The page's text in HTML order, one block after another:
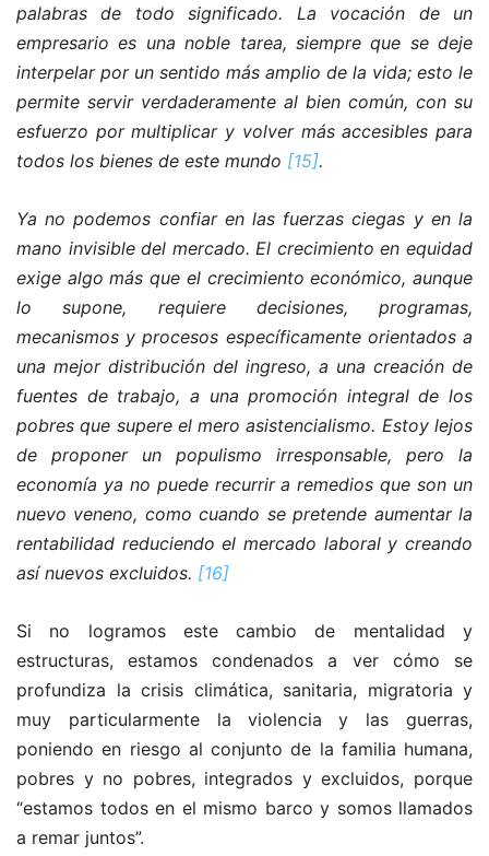
palabras de todo significado. La vocación de un
empresario es una noble tarea, siempre que se deje
interpelar por un sentido más amplio de la vida; esto le
permite servir verdaderamente al bien común, con su
esfuerzo por multiplicar y volver más accesibles para
todos los bienes de este mundo [15].
Ya no podemos confiar en las fuerzas ciegas y en la
mano invisible del mercado. El crecimiento en equidad
exige algo más que el crecimiento económico, aunque
lo supone, requiere decisiones, programas,
mecanismos y procesos específicamente orientados a
una mejor distribución del ingreso, a una creación de
fuentes de trabajo, a una promoción integral de los
pobres que supere el mero asistencialismo. Estoy lejos
de proponer un populismo irresponsable, pero la
economía ya no puede recurrir a remedios que son un
nuevo veneno, como cuando se pretende aumentar la
rentabilidad reduciendo el mercado laboral y creando
así nuevos excluidos. [16]
Si no logramos este cambio de mentalidad y
estructuras, estamos condenados a ver cómo se
profundiza la crisis climática, sanitaria, migratoria y
muy particularmente la violencia y las guerras,
poniendo en riesgo al conjunto de la familia humana,
pobres y no pobres, integrados y excluidos, porque
“estamos todos en el mismo barco y somos llamados
a remar juntos”.